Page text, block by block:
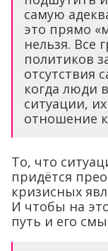
самую
это прямо
нельзя. Все
политиков
отсутствия
когда люди
ситуации,
отношение к
То, что
придётся
кризисных
И чтобы на
путь и его